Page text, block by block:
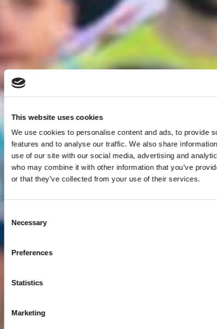
This website uses cookies
We use cookies to personalise content and ads, to provide
features and to analyse our traffic. We also share
use of our site with our social media, advertising and
who may combine it with other information that you’ve
or that they’ve collected from your use of their services.
Selection
Necessary
Preferences
Statistics
Marketing